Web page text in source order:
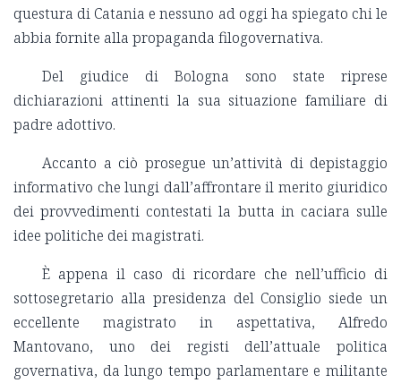
questura di Catania e nessuno ad oggi ha spiegato chi le
abbia fornite alla propaganda filogovernativa.
Del giudice di Bologna sono state riprese
dichiarazioni attinenti la sua situazione familiare di
padre adottivo.
Accanto a ciò prosegue un’attività di depistaggio
informativo che lungi dall’affrontare il merito giuridico
dei provvedimenti contestati la butta in caciara sulle
idee politiche dei magistrati.
È appena il caso di ricordare che nell’ufficio di
sottosegretario alla presidenza del Consiglio siede un
eccellente magistrato in aspettativa, Alfredo
Mantovano, uno dei registi dell’attuale politica
governativa, da lungo tempo parlamentare e militante